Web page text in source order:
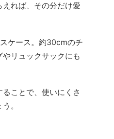
れば、その分だけ愛
ケース。約30cmのチ
リュックサックにも
ことで、使いにくさ
。